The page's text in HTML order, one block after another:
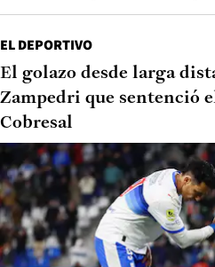
EL DEPORTIVO
El golazo desde larga
Zampedri que sentenció
Cobresal